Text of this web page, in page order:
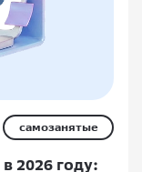
самозанятые
2026 году: